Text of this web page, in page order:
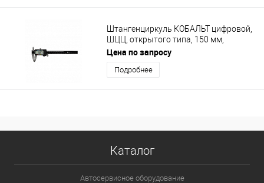
Штангенциркуль КОБАЛЬТ цифровой,
ШЦЦ, открытого типа, 150 мм,
точность 0,01 мм, глубиномер,
направля
Цена по запросу
Подробнее
Каталог
Автосервисное оборудование